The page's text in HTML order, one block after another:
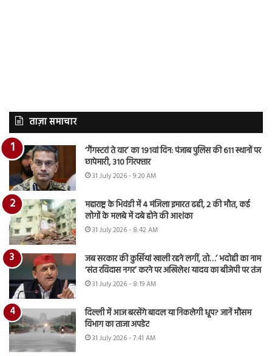
ताज़ा समाचार
‘गैंगस्टरां ते वार’ का 191वां दिन: पंजाब पुलिस की 611 स्थानों पर
छापेमारी, 310 गिरफ्तार
31 July 2026 - 9:20 AM
महाराष्ट्र के भिवंडी में 4 मंजिला इमारत ढही, 2 की मौत, कई
लोगों के मलबे में दबे होने की आशंका
31 July 2026 - 8:42 AM
जब सरकार की कुर्सियां खाली रहने लगीं, तो…’ भदोही का नाम
‘संत रविदास नगर’ करने पर अखिलेश यादव का बीजेपी पर तंज
31 July 2026 - 8:19 AM
दिल्ली में आज बरसेंगे बादल या निकलेगी धूप? जानें मौसम
विभाग का ताजा अपडेट
31 July 2026 - 7:41 AM